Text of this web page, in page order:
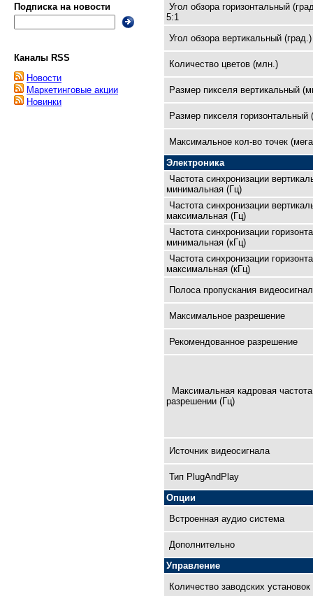
Подписка на новости
Каналы RSS
Новости
Маркетинговые акции
Новинки
Угол обзора горизонтальный
5:1
Угол обзора вертикальный
Количество цветов (млн.)
Размер пикселя вертикальный
Размер пикселя горизонтальный
Максимальное кол-во точек
Электроника
Частота синхронизации
минимальная (Гц)
Частота синхронизации
максимальная (Гц)
Частота синхронизации
минимальная (кГц)
Частота синхронизации
максимальная (кГц)
Полоса пропускания
Максимальное разрешение
Рекомендованное разрешение
Максимальная кадровая
разрешении (Гц)
Источник видеосигнала
Тип PlugAndPlay
Опции
Встроенная аудио система
Дополнительно
Управление
Количество заводских установок